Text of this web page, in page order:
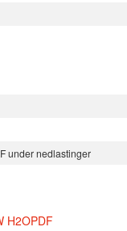
under nedlastinger
H2OPDF